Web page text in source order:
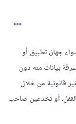
جهاز، تطبيق أو
بيانات منه دون
قانونية من خلال
أو تخدعين صاحب